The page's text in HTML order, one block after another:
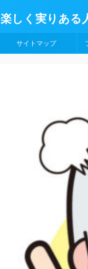
楽しく実りある
サイトマップ